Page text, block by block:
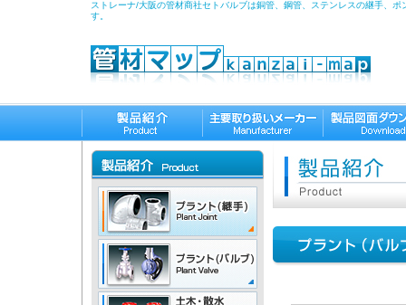
ストレーナ/大阪の管材商社セトバルブは銅管、鋼管、ステンレスの継手、
す。